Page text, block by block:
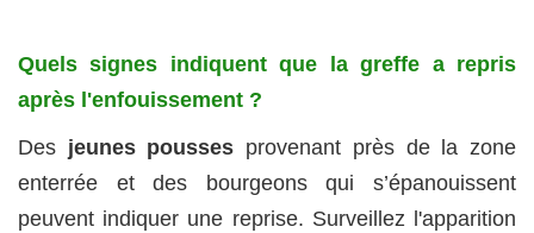
Quels signes indiquent que la greffe a repris
après l'enfouissement ?
Des jeunes pousses provenant près de la zone
enterrée et des bourgeons qui s’épanouissent
peuvent indiquer une reprise. Surveillez l'apparition